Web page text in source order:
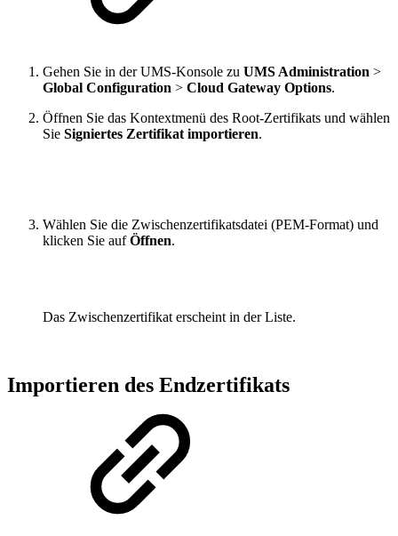
Gehen Sie in der UMS-Konsole zu UMS Administration >
Global Configuration > Cloud Gateway Options.
Öffnen Sie das Kontextmenü des Root-Zertifikats und wählen
Sie Signiertes Zertifikat importieren.
Wählen Sie die Zwischenzertifikatsdatei (PEM-Format) und
klicken Sie aufÖffnen.
Das Zwischenzertifikat erscheint in der Liste.
Importieren des Endzertifikats